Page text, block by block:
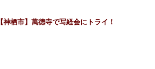
【神栖市】萬徳寺で写経会にトライ！